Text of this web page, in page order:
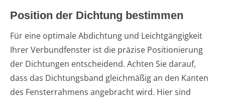
Position der Dichtung bestimmen
Für eine optimale Abdichtung und Leichtgängigkeit
Ihrer Verbundfenster ist die präzise Positionierung
der Dichtungen entscheidend. Achten Sie darauf,
dass das Dichtungsband gleichmäßig an den Kanten
des Fensterrahmens angebracht wird. Hier sind